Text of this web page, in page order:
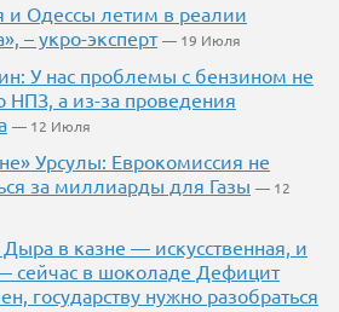
и Одессы летим в реалии
– укро-эксперт — 19 Июля
У нас проблемы с бензином не
НПЗ, а из-за проведения
— 12 Июля
Урсулы: Еврокомиссия не
за миллиарды для Газы — 12
в казне — искусственная, и
сейчас в шоколаде Дефицит
государству нужно разобраться